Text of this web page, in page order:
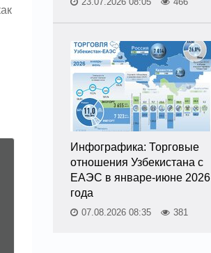
Инфографика: Торговые
отношения Узбекистана с
ЕАЭС в январе-июне 2026
года
07.08.2026 08:35 381